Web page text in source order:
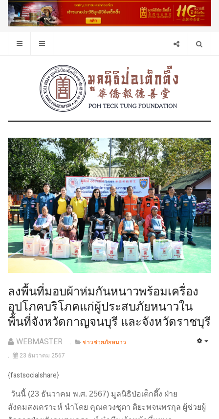
ลงพื้นที่มอบผ้าห่มกันหนาวพร้อมเครื่อง
อุปโภคบริโภคแก่ผู้ประสบภัยหนาวใน
พื้นที่จังหวัดกาญจนบุรี และจังหวัดราชบุรี
WEBMASTER
ข่าวช่วยภัยหนาว
23 ธันวาคม 2567
{fastsocialshare}
วันนี้ (23 ธันวาคม พ.ศ. 2567) มูลนิธิป่อเต็กตึ๊ง ฝ่าย
สังคมสงเคราะห์ นำโดย คุณดวงชุตา ติยะพจนพรกุล ผู้ช่วยผู้